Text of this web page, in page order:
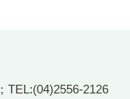
TEL:(04)2556-2126